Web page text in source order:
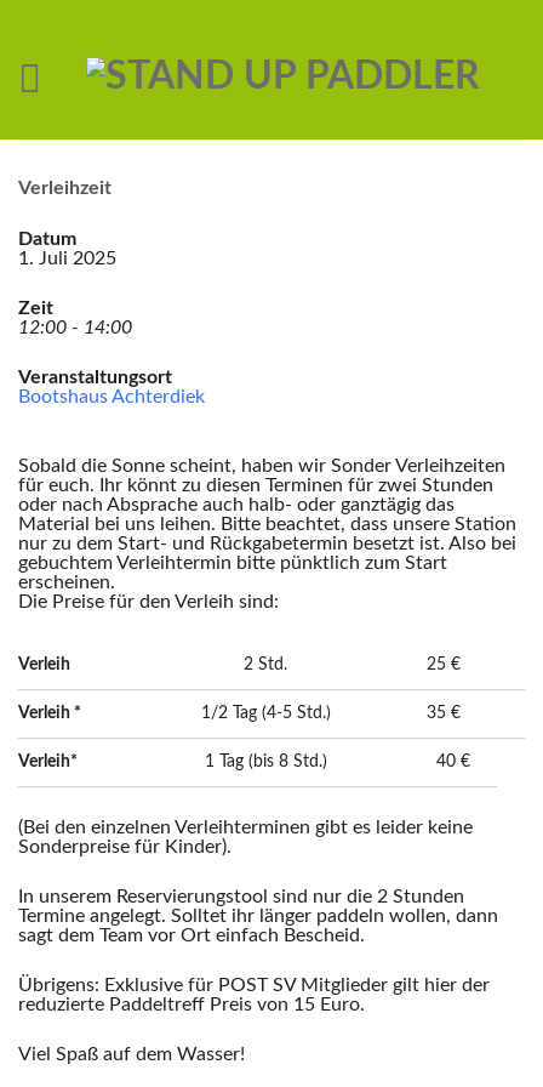
Verleihzeit
Datum
1. Juli 2025
Zeit
12:00 - 14:00
Veranstaltungsort
Bootshaus Achterdiek
Sobald die Sonne scheint, haben wir Sonder Verleihzeiten
für euch. Ihr könnt zu diesen Terminen für zwei Stunden
oder nach Absprache auch halb- oder ganztägig das
Material bei uns leihen. Bitte beachtet, dass unsere Station
nur zu dem Start- und Rückgabetermin besetzt ist. Also bei
gebuchtem Verleihtermin bitte pünktlich zum Start
erscheinen.
Die Preise für den Verleih sind:
Verleih 2 Std. 25 €
Verleih * 1/2 Tag (4-5 Std.) 35 €
Verleih* 1 Tag (bis 8 Std.) 40 €
(Bei den einzelnen Verleihterminen gibt es leider keine
Sonderpreise für Kinder).
In unserem Reservierungstool sind nur die 2 Stunden
Termine angelegt. Solltet ihr länger paddeln wollen, dann
sagt dem Team vor Ort einfach Bescheid.
Übrigens: Exklusive für POST SV Mitglieder gilt hier der
reduzierte Paddeltreff Preis von 15 Euro.
Viel Spaß auf dem Wasser!